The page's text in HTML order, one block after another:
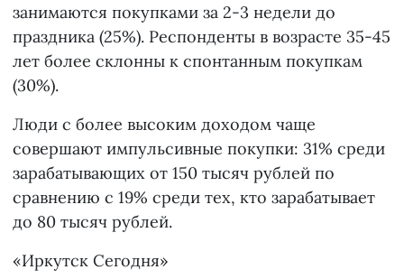
занимаются покупками за 2-3 недели до
праздника (25%). Респонденты в возрасте 35-45
лет более склонны к спонтанным покупкам
(30%).
Люди с более высоким доходом чаще
совершают импульсивные покупки: 31% среди
зарабатывающих от 150 тысяч рублей по
сравнению с 19% среди тех, кто зарабатывает
до 80 тысяч рублей.
«Иркутск Сегодня»